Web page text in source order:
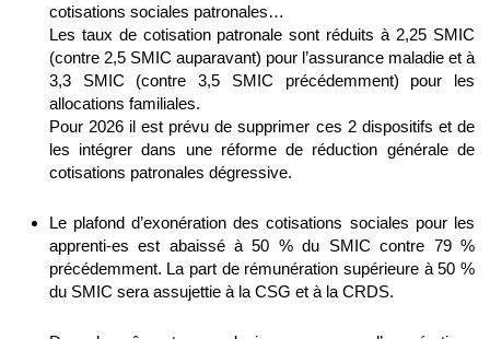
cotisations sociales patronales…
Les taux de cotisation patronale sont réduits à 2,25 SMIC
(contre 2,5 SMIC auparavant) pour l’assurance maladie et à
3,3 SMIC (contre 3,5 SMIC précédemment) pour les
allocations familiales.
Pour 2026 il est prévu de supprimer ces 2 dispositifs et de
les intégrer dans une réforme de réduction générale de
cotisations patronales dégressive.
Le plafond d’exonération des cotisations sociales pour les
apprenti-es est abaissé à 50 % du SMIC contre 79 %
précédemment. La part de rémunération supérieure à 50 %
du SMIC sera assujettie à la CSG et à la CRDS.